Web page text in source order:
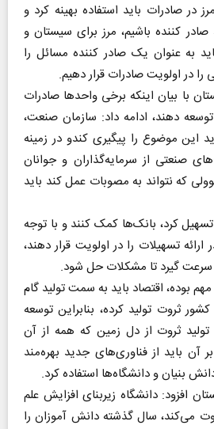
در صادرات باید استفاده بهینه کرد و
صادر کننده باشیم، مرز برای سیستان و
به عنوان یک صادر کننده مسائل را
در اولویت صادرات قرار دهیم.
با بیان اینکه برخی واحد‌ها صادرات
دهند، ادامه داد: سازمان صنعت،
این موضوع را پیگیری کندو در زمینه
صنعتی از سرمایه‌گذاران و جوانان
که نتواند به مصوبات عمل کند باید
تسهیل کرد، بانک‌ها کمک کنند و با توجه
تسهیلات را در اولویت قرار دهند،
سرعت گیرد تا مشکلات حل شود.
بوده، اقتصاد باید به سمت تولید گام
ثروت تولید کرده، بنابراین توسعه
ثروت از دل زمین که همه از آن
آن باید از فناوری‌های جدید بهره‌مند
بنیان و دانشگاه‌ها استفاده کرد.
افزود: دانشگاه زیربنای افزایش علم
می‌کند، سال گذشته دانش آموزان را